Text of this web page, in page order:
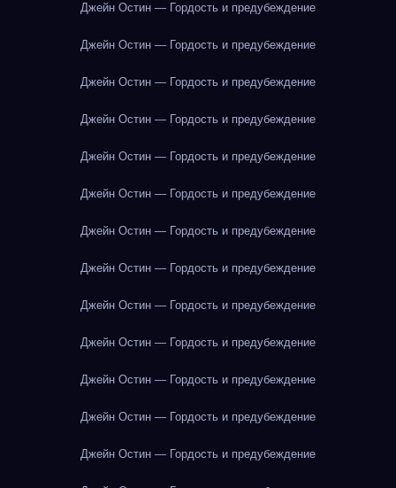
Джейн Остин — Гордость и предубеждение
Джейн Остин — Гордость и предубеждение
Джейн Остин — Гордость и предубеждение
Джейн Остин — Гордость и предубеждение
Джейн Остин — Гордость и предубеждение
Джейн Остин — Гордость и предубеждение
Джейн Остин — Гордость и предубеждение
Джейн Остин — Гордость и предубеждение
Джейн Остин — Гордость и предубеждение
Джейн Остин — Гордость и предубеждение
Джейн Остин — Гордость и предубеждение
Джейн Остин — Гордость и предубеждение
Джейн Остин — Гордость и предубеждение